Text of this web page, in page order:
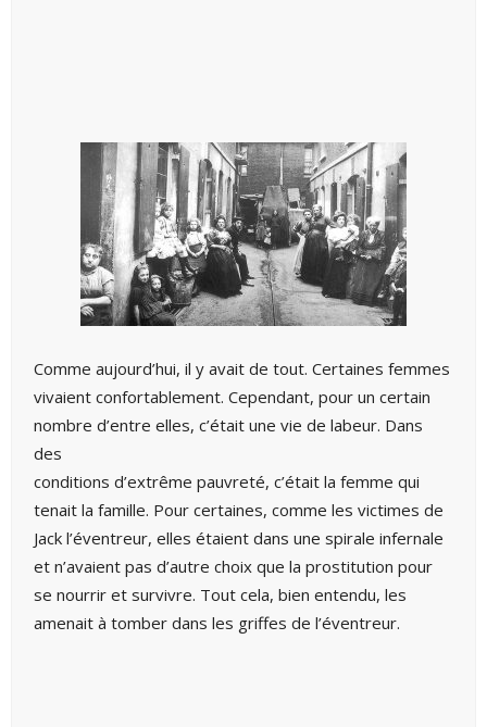
Comme aujourd’hui, il y avait de tout. Certaines femmes
vivaient confortablement. Cependant, pour un certain
nombre d’entre elles, c’était une vie de labeur. Dans
des
conditions d’extrême pauvreté, c’était la femme qui
tenait la famille. Pour certaines, comme les victimes de
Jack l’éventreur, elles étaient dans une spirale infernale
et n’avaient pas d’autre choix que la prostitution pour
se nourrir et survivre. Tout cela, bien entendu, les
amenait à tomber dans les griffes de l’éventreur.